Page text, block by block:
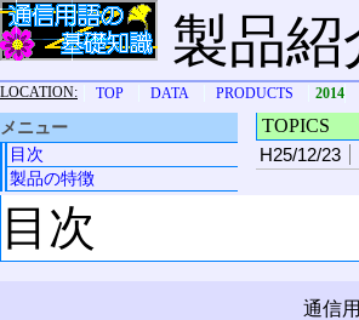
製品紹
LOCATION: TOP DATA PRODUCTS 2014
メニュー
目次
製品の特徴
TOPICS
H25/12/23
目次
通信